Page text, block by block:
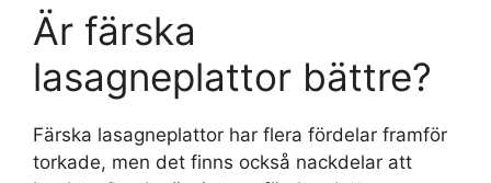
Är färska
lasagneplattor bättre?
Färska lasagneplattor har flera fördelar framför
torkade, men det finns också nackdelar att